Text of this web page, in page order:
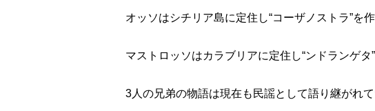
オッソはシチリア島に定住し“コーザノストラ”を作
マストロッソはカラブリアに定住し“ンドランゲ
3人の兄弟の物語は現在も民謡として語り継がれ